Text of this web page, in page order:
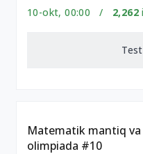
10-okt, 00:00 / 2,262
Matematik mantiq
olimpiada #10